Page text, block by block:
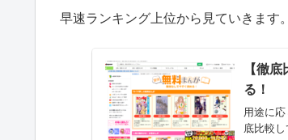
早速ランキング上位から見ていきます。
【徹
る！
用途に
底比較し